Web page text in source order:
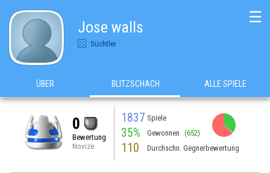
Jose walls
Süchtler
☰
ÜBER BLITZSCHACH ALLE SPIELE
0
Bewertung
Novize
1837 Spiele
35% Gewonnen (652)
110 Durchschn. Gegnerbewertung